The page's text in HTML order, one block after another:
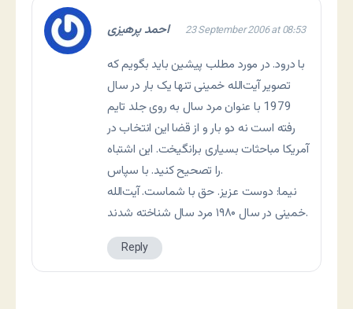
احمد پرهیزی 23 September 2006 at 08:53
با درود. در مورد مطلب پیشین باید بگویم که
تصویر آیت‌الله خمینی تنها یک بار در سال
1979 با عنوان مرد سال به روی جلد تایم
رفته است نه دو بار و از قضا این انتخاب در
آمریکا مباحثات بسیاری برانگیخت. این اشتباه
را تصحیح کنید. با سپاس.
نيما: دوست عزيز. حق با شماست. آيت‌الله
خمينی در سال ۱۹۸۰ مرد سال شناخته شدند.
Reply